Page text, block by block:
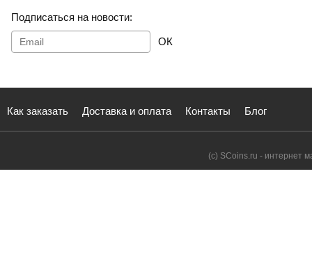
Подписаться на новости:
ОК
Как заказать Доставка и оплата Контакты Блог
(с) SCoins.ru - интернет